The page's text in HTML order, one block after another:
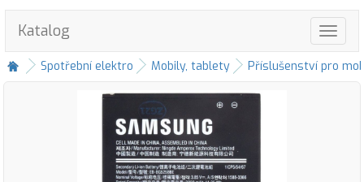
Katalog
Spotřební elektro Mobily, tablety Příslušenství pro